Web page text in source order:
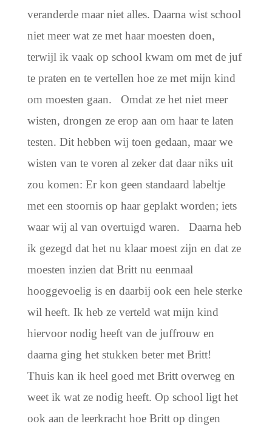
veranderde maar niet alles. Daarna wist school
niet meer wat ze met haar moesten doen,
terwijl ik vaak op school kwam om met de juf
te praten en te vertellen hoe ze met mijn kind
om moesten gaan.
Omdat ze het niet meer
wisten, drongen ze erop aan om haar te laten
testen. Dit hebben wij toen gedaan, maar we
wisten van te voren al zeker dat daar niks uit
zou komen: Er kon geen standaard labeltje
met een stoornis op haar geplakt worden; iets
waar wij al van overtuigd waren.
Daarna heb
ik gezegd dat het nu klaar moest zijn en dat ze
moesten inzien dat Britt nu eenmaal
hooggevoelig is en daarbij ook een hele sterke
wil heeft. Ik heb ze verteld wat mijn kind
hiervoor nodig heeft van de juffrouw en
daarna ging het stukken beter met Britt!
Thuis kan ik heel goed met Britt overweg en
weet ik wat ze nodig heeft. Op school ligt het
ook aan de leerkracht hoe Britt op dingen